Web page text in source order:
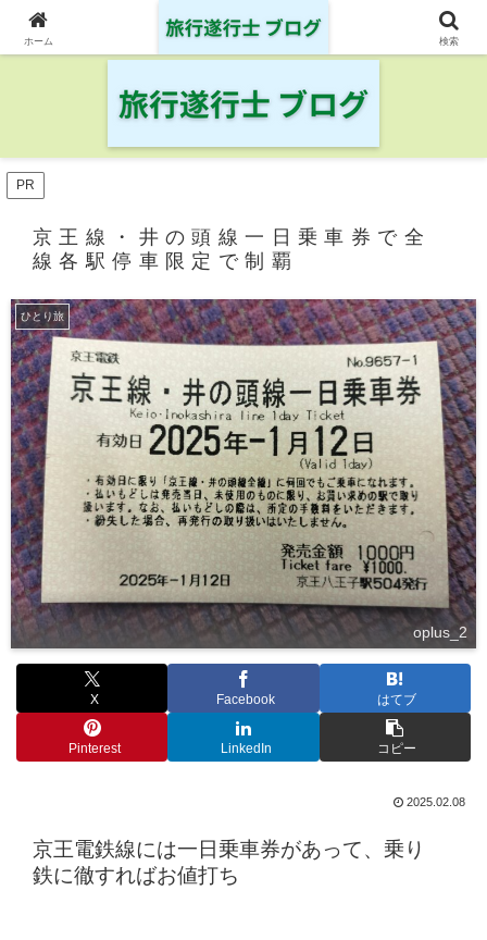
日本の鉄道・空港を制覇した旅行遂行士の旅の記録
PR
京王線・井の頭線一日乗車券で全
線各駅停車限定で制覇
ひとり旅
oplus_2
X Facebook はてブ
Pinterest LinkedIn コピー
2025.02.08
京王電鉄線には一日乗車券があって、乗り
鉄に徹すればお値打ち
ホーム 検索